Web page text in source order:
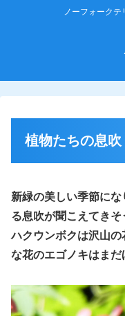
ノーフォークテ
植物たちの息吹
新緑の美しい季節に
る息吹が聞こえてきそ
ハクウンボクは沢山
な花のエゴノキはまだ